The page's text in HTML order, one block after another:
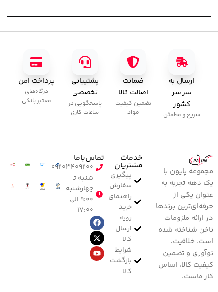
ارسال به
سراسر
کشور
سریع و مطمئن
ضمانت
اصالت کالا
تضمین کیفیت
مواد
پشتیبانی
تخصصی
پاسخگویی در
ساعات کاری
پرداخت امن
درگاه‌های
معتبر بانکی
مجموعه پایون با
یک دهه تجربه به
عنوان یکی از
حرفه‌ای‌ترین برندها
در ارائه ملزومات
ناخن شناخته شده
است. خلاقیت،
نوآوری و تضمین
کیفیت کالا، اساس
کار ماست.
خدمات
مشتریان
پیگیری
سفارش
راهنمای
خرید
رویه
ارسال
کالا
شرایط
بازگشت
کالا
تماس‌با‌ما
۰۹۲۰۳۴۰۹۲۰۰
شنبه تا
چهارشنبه
۹:۰۰ الی
۱۷:۰۰